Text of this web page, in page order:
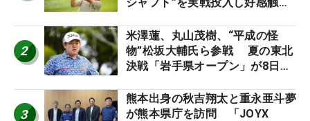
ーのヒトネタ！】
2
米澤蓮、丸山茂樹、“平成の怪
物”松坂大輔氏ら参戦 夏の東北
決戦「岩手県オープン」が8日開
3
熊本出身の秋吉翔太と重永亜斗夢
が熊本県庁を訪問 「JOYX